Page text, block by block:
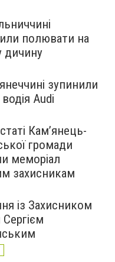
полювати на
дичину
зупинили
Audi
Кам’янець-
громади
меморіал
захисникам
із Захисником
Сергієм